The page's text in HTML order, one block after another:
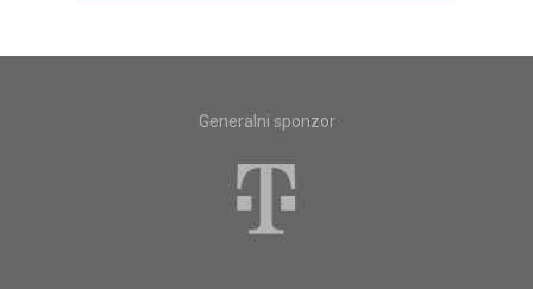
Generalni sponzor